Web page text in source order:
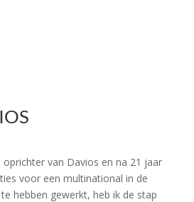
oprichter van Davios en na 21 jaar
voor een multinational in de
hebben gewerkt, heb ik de stap